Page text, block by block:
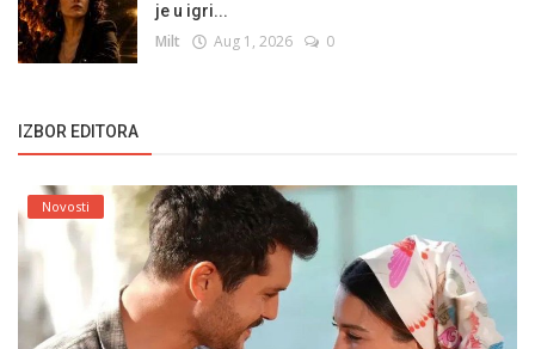
je u igri...
Milt Aug 1, 2026 0
IZBOR EDITORA
Novosti